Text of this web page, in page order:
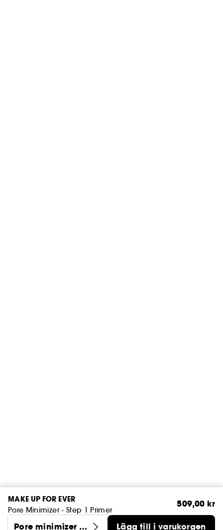
MAKE UP FOR EVER
Pore Minimizer - Step 1 Primer
509,00 kr
Pore minimizer (3
Lägg till i varukorgen